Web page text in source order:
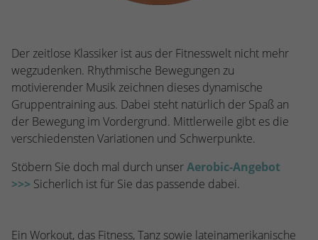
Der zeitlose Klassiker ist aus der Fitnesswelt nicht mehr
wegzudenken. Rhythmische Bewegungen zu
motivierender Musik zeichnen dieses dynamische
Gruppentraining aus. Dabei steht natürlich der Spaß an
der Bewegung im Vordergrund. Mittlerweile gibt es die
verschiedensten Variationen und Schwerpunkte.
Stöbern Sie doch mal durch unserAerobic-Angebot
>>> Sicherlich ist für Sie das passende dabei.
Ein Workout, das Fitness, Tanz sowie lateinamerikanische
Google Analytics
Zweck
Dieses Cookie wird von Google Analytics
installiert. Das Cookie wird verwendet, um
Informationen darüber zu speichern, wie
Besucher eine Website nutzen, und hilft
bei der Erstellung eines Analyseberichts
darüber, wie es der Website geht. Die
erhobenen Daten umfassen die Anzahl der
Besucher, die Quelle, aus der sie
stammen, und die Seiten in anonymisierter